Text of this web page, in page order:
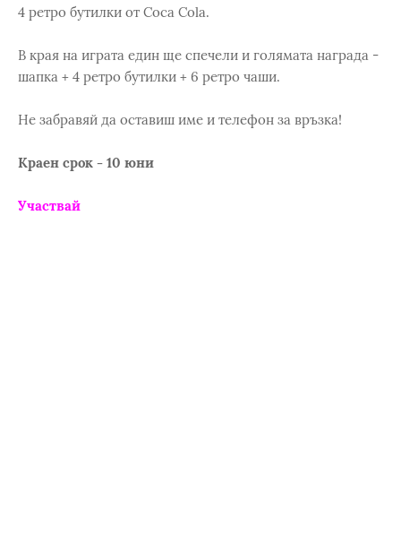
4 ретро бутилки от Coca Cola.
В края на играта един ще спечели и голямата награда -
шапка + 4 ретро бутилки + 6 ретро чаши.
Не забравяй да оставиш име и телефон за връзка!
Краен срок - 10 юни
Участвай